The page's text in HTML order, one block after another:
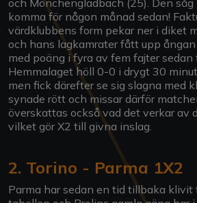
och Mönchengladbach (25). Den
komma för någon månad sedan!
värdklubbens form pekar ner i diket
och hans lagkamrater fått upp
med poäng i fyra av fem fajter sedan
Hemmalaget höll 0-0 i drygt 30
men fick därefter se sig slagna med
synade rött och missar därför
överskattas också vad det verkar av
vilket gör X2 till givna inslag.
2. Torino - Parma 1X2
Parma har sedan en tid tillbaka klivit